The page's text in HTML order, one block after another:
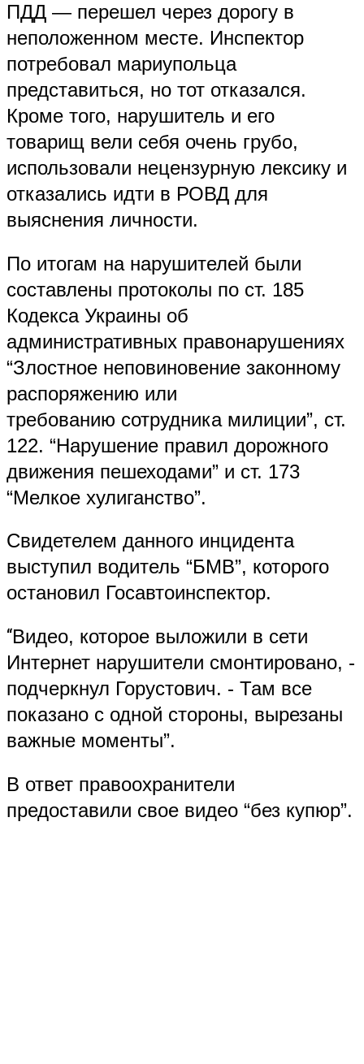
ПДД — перешел через дорогу в
неположенном месте. Инспектор
потребовал мариупольца
представиться, но тот отказался.
Кроме того, нарушитель и его
товарищ вели себя очень грубо,
использовали нецензурную лексику и
отказались идти в РОВД для
выяснения личности.
По итогам на нарушителей были
составлены протоколы по ст. 185
Кодекса Украины об
административных правонарушениях
“Злостное неповиновение законному
распоряжению или
требованию сотрудника милиции”, ст.
122. “Нарушение правил дорожного
движения пешеходами” и ст. 173
“Мелкое хулиганство”.
Свидетелем данного инцидента
выступил водитель “БМВ”, которого
остановил Госавтоинспектор.
“Видео, которое выложили в сети
Интернет нарушители смонтировано, -
подчеркнул Горустович. - Там все
показано с одной стороны, вырезаны
важные моменты”.
В ответ правоохранители
предоставили свое видео “без купюр”.